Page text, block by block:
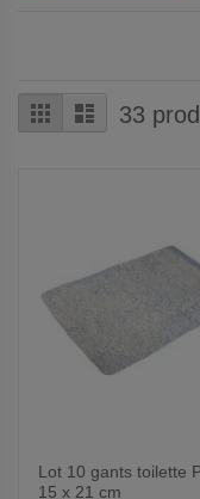
Grille Liste33
Lot 10 gants toilette
15 x 21 cm